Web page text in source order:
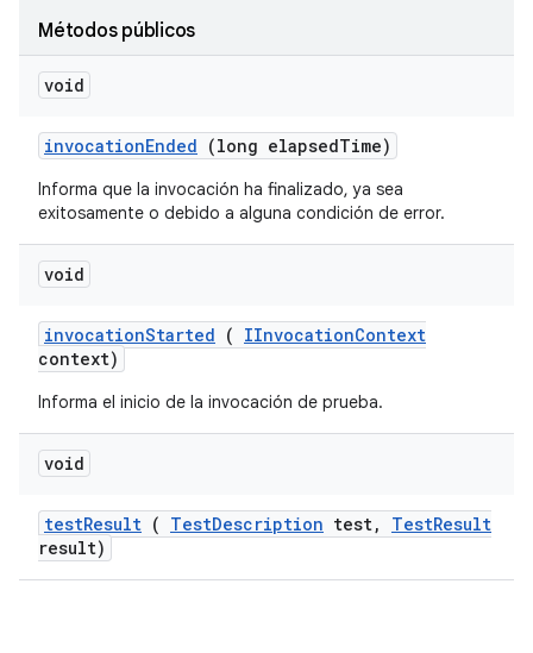
Métodos públicos
void
invocationEnded (long elapsedTime)
Informa que la invocación ha finalizado, ya sea
exitosamente o debido a alguna condición de error.
void
invocationStarted ( IInvocationContext
context)
Informa el inicio de la invocación de prueba.
void
testResult ( TestDescription test, TestResult
result)